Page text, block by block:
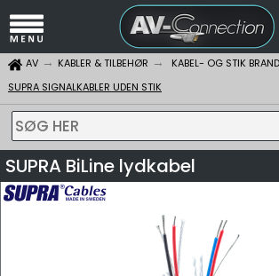
AV KABLER & TILBEHØR KABEL- OG STIK
SUPRA SIGNALKABLER UDEN STIK
SØG HER
SUPRA BiLine lydkabel